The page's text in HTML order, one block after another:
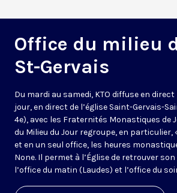
Office du milieu
St-Gervais
Du mardi au samedi, KTO diffuse en direct
jour, en direct de l’église Saint-Gervais-
4e), avec les Fraternités Monastiques de
du Milieu du Jour regroupe, en particulier,
et en un seul office, les heures
None. Il permet à l’Église de retrouver
l’office du matin (Laudes) et l’office du